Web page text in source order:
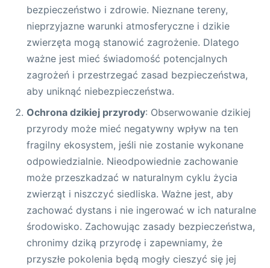
bezpieczeństwo i zdrowie. Nieznane tereny,
nieprzyjazne warunki atmosferyczne i dzikie
zwierzęta mogą stanowić zagrożenie. Dlatego
ważne jest mieć świadomość potencjalnych
zagrożeń i przestrzegać zasad bezpieczeństwa,
aby uniknąć niebezpieczeństwa.
Ochrona dzikiej przyrody: Obserwowanie dzikiej
przyrody może mieć negatywny wpływ na ten
fragilny ekosystem, jeśli nie zostanie wykonane
odpowiedzialnie. Nieodpowiednie zachowanie
może przeszkadzać w naturalnym cyklu życia
zwierząt i niszczyć siedliska. Ważne jest, aby
zachować dystans i nie ingerować w ich naturalne
środowisko. Zachowując zasady bezpieczeństwa,
chronimy dziką przyrodę i zapewniamy, że
przyszłe pokolenia będą mogły cieszyć się jej